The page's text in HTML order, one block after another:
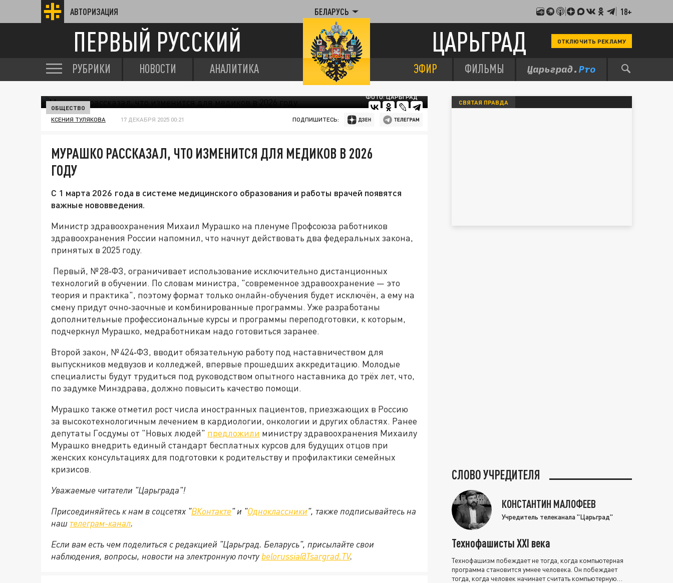
АВТОРИЗАЦИЯ БЕЛАРУСЬ 18+
ПЕРВЫЙ РУССКИЙ ЦАРЬГРАД ОТКЛЮЧИТЬ РЕКЛАМУ
РУБРИКИ НОВОСТИ АНАЛИТИКА ЭФИР ФИЛЬМЫ
ФОТО: ЦАРЬГРАД
ОБЩЕСТВО
КСЕНИЯ ТУЛЯКОВА 17 ДЕКАБРЯ 2025 00:21 ПОДПИШИТЕСЬ:
МУРАШКО РАССКАЗАЛ, ЧТО ИЗМЕНИТСЯ ДЛЯ МЕДИКОВ В 2026
ГОДУ
С 1 марта 2026 года в системе медицинского образования и работы врачей появятся
важные нововведения.
Министр здравоохранения Михаил Мурашко на пленуме Профсоюза работников
здравоохранения России напомнил, что начнут действовать два федеральных закона,
принятых в 2025 году.
Первый, № 28‑ФЗ, ограничивает использование исключительно дистанционных
технологий в обучении. По словам министра, "современное здравоохранение — это
теория и практика", поэтому формат только онлайн-обучения будет исключён, а ему на
смену придут очно‑заочные и комбинированные программы. Уже разработаны
дополнительные профессиональные курсы и программы переподготовки, к которым,
подчеркнул Мурашко, медработникам надо готовиться заранее.
Второй закон, № 424‑ФЗ, вводит обязательную работу под наставничеством для
выпускников медвузов и колледжей, впервые прошедших аккредитацию. Молодые
специалисты будут трудиться под руководством опытного наставника до трёх лет, что,
по задумке Минздрава, должно повысить качество помощи.
Мурашко также отметил рост числа иностранных пациентов, приезжающих в Россию
за высокотехнологичным лечением в кардиологии, онкологии и других областях. Ранее
депутаты Госдумы от "Новых людей" предложили министру здравоохранения Михаилу
Мурашко внедрить единый стандарт бесплатных курсов для будущих отцов при
женских консультациях для подготовки к родительству и профилактики семейных
кризисов.
Уважаемые читатели "Царьграда"!
Присоединяйтесь к нам в соцсетях "ВКонтакте" и "Одноклассники", также подписывайтесь на
наш телеграм-канал.
Если вам есть чем поделиться с редакцией "Царьград. Беларусь", присылайте свои
наблюдения, вопросы, новости на электронную почту belorussia@Tsargrad.TV.
СВЯТАЯ ПРАВДА
СЛОВО УЧРЕДИТЕЛЯ
КОНСТАНТИН МАЛОФЕЕВ
Учредитель телеканала "Царьград"
Технофашисты XXI века
Технофашизм побеждает не тогда, когда компьютерная
программа становится умнее человека. Он побеждает
тогда, когда человек начинает считать компьютерную